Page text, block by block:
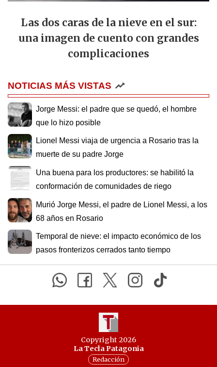
Las dos caras de la nieve en el sur:
una imagen de cuento con grandes
complicaciones
NOTICIAS MÁS VISTAS
Jorge Messi: el padre que se quedó, el hombre
que lo hizo posible
Lionel Messi viaja de urgencia a Rosario tras la
muerte de su padre Jorge
Una buena para los productores: se habilitó la
conformación de comunidades de riego
Murió Jorge Messi, el padre de Lionel Messi, a los
68 años en Rosario
Temporal de nieve: el impacto económico de los
pasos fronterizos cerrados tanto tiempo
Copyright 2026
La Tecla Patagonia
Redacción